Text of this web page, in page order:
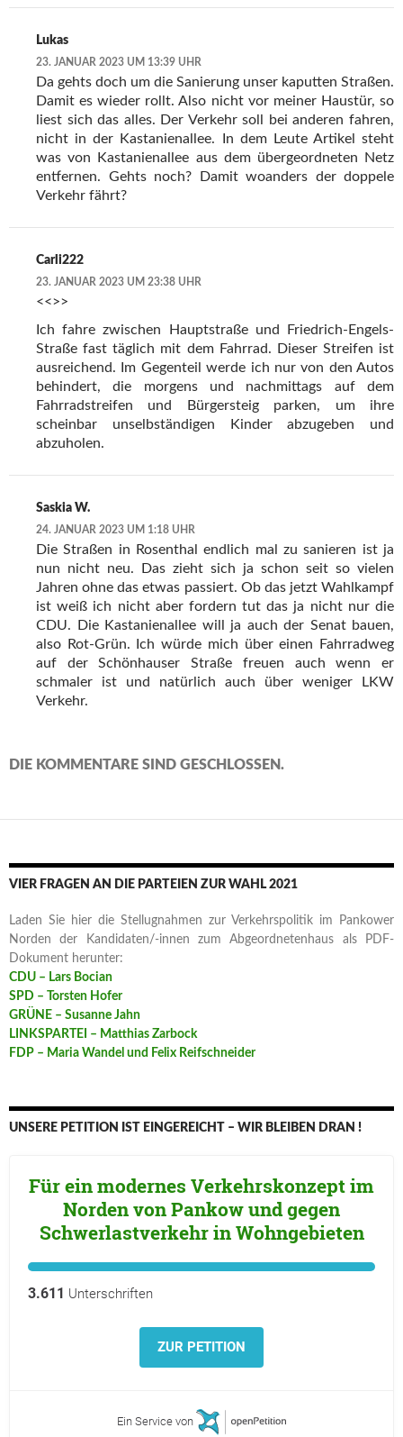
Lukas
23. JANUAR 2023 UM 13:39 UHR
Da gehts doch um die Sanierung unser kaputten Straßen.
Damit es wieder rollt. Also nicht vor meiner Haustür, so
liest sich das alles. Der Verkehr soll bei anderen fahren,
nicht in der Kastanienallee. In dem Leute Artikel steht
was von Kastanienallee aus dem übergeordneten Netz
entfernen. Gehts noch? Damit woanders der doppele
Verkehr fährt?
Carli222
23. JANUAR 2023 UM 23:38 UHR
<<>>
Ich fahre zwischen Hauptstraße und Friedrich-Engels-
Straße fast täglich mit dem Fahrrad. Dieser Streifen ist
ausreichend. Im Gegenteil werde ich nur von den Autos
behindert, die morgens und nachmittags auf dem
Fahrradstreifen und Bürgersteig parken, um ihre
scheinbar unselbständigen Kinder abzugeben und
abzuholen.
Saskia W.
24. JANUAR 2023 UM 1:18 UHR
Die Straßen in Rosenthal endlich mal zu sanieren ist ja
nun nicht neu. Das zieht sich ja schon seit so vielen
Jahren ohne das etwas passiert. Ob das jetzt Wahlkampf
ist weiß ich nicht aber fordern tut das ja nicht nur die
CDU. Die Kastanienallee will ja auch der Senat bauen,
also Rot-Grün. Ich würde mich über einen Fahrradweg
auf der Schönhauser Straße freuen auch wenn er
schmaler ist und natürlich auch über weniger LKW
Verkehr.
DIE KOMMENTARE SIND GESCHLOSSEN.
VIER FRAGEN AN DIE PARTEIEN ZUR WAHL 2021
Laden Sie hier die Stellugnahmen zur Verkehrspolitik im Pankower
Norden der Kandidaten/-innen zum Abgeordnetenhaus als PDF-
Dokument herunter:
CDU – Lars Bocian
SPD – Torsten Hofer
GRÜNE – Susanne Jahn
LINKSPARTEI – Matthias Zarbock
FDP – Maria Wandel und Felix Reifschneider
UNSERE PETITION IST EINGEREICHT – WIR BLEIBEN DRAN !
Für ein modernes Verkehrskonzept im
Norden von Pankow und gegen
Schwerlastverkehr in Wohngebieten
3.611 Unterschriften
ZUR PETITION
Ein Service von